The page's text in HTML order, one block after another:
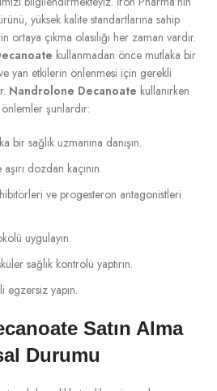
yüksek kalite standartlarına sahip
ortaya çıkma olasılığı her zaman vardır.
kullanmadan önce mutlaka bir
ve yan etkilerin önlenmesi için gerekli
Nandrolone Decanoate kullanırken
şunlardır:
bir sağlık uzmanına danışın.
dozdan kaçının.
ve progesteron antagonistleri
uygulayın.
sağlık kontrolü yaptırın.
egzersiz yapın.
Satın Alma
Durumu